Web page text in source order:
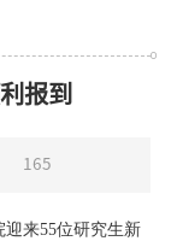
报到
165
迎来55位研究生新